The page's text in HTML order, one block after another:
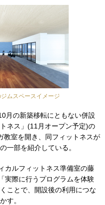
ムスペースイメージ
月の新築移転にともない併設
ネス」(11月オープン予定)の
教室を開き、同フィットネスが
一部を紹介している。
カルフィットネス準備室の藤
実際に行うプログラムを体験
ことで、開設後の利用につな
す。